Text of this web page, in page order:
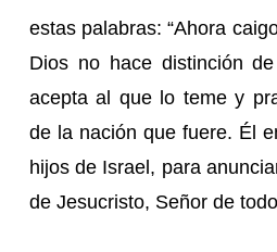
estas palabras: “Ahora
Dios no hace distinción
acepta al que lo teme y
de la nación que fuere. Él
hijos de Israel, para
de Jesucristo, Señor de